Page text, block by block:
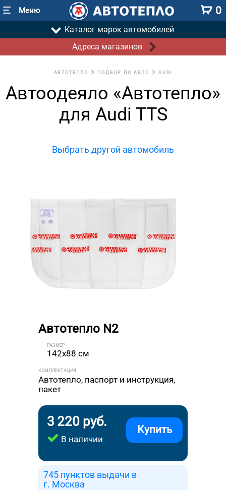
Меню 0
Каталог марок автомобилей
Адреса магазинов
АВТОТЕПЛО ПОДБОР ПО АВТО AUDI
Автоодеяло «Автотепло»
для Audi TTS
Выбрать другой автомобиль
Автотепло N2
РАЗМЕР
142x88 см
КОМПЛЕКТАЦИЯ
Автотепло, паспорт и инструкция,
пакет
3 220 руб.
В наличии
Купить
745 пунктов выдачи в
г. Москва